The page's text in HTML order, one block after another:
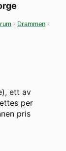
· Drammen ·
ett av
per
pris